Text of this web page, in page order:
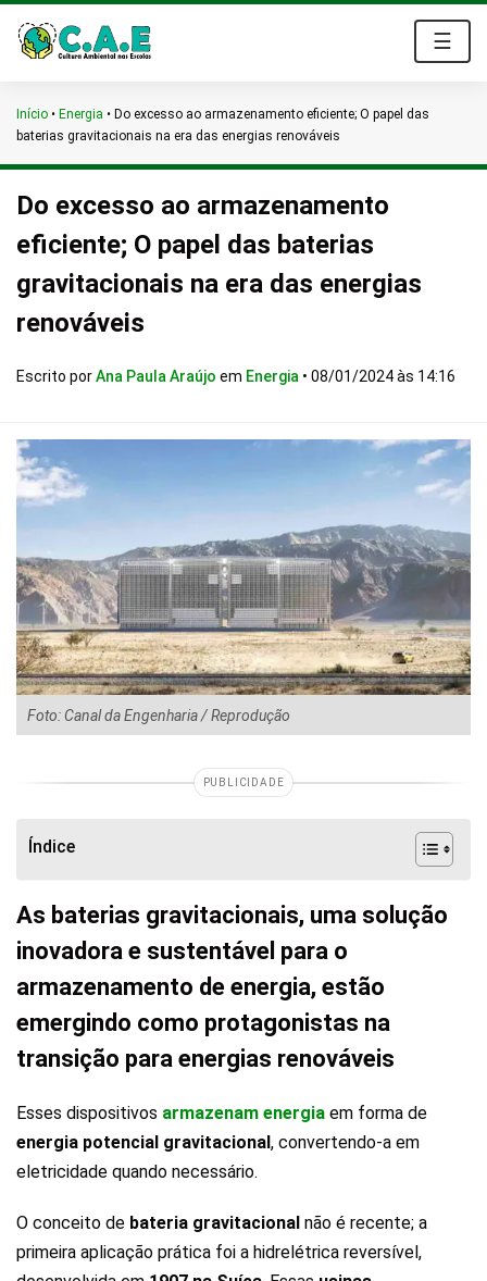
☰
Início • Energia • Do excesso ao armazenamento eficiente; O papel das
baterias gravitacionais na era das energias renováveis
Do excesso ao armazenamento
eficiente; O papel das baterias
gravitacionais na era das energias
renováveis
Escrito porAna Paula Araújo em Energia • 08/01/2024 às 14:16
Foto: Canal da Engenharia / Reprodução
PUBLICIDADE
Índice
As baterias gravitacionais, uma solução
inovadora e sustentável para o
armazenamento de energia, estão
emergindo como protagonistas na
transição para energias renováveis
Esses dispositivos armazenam energia em forma de
energia potencial gravitacional , convertendo-a em
eletricidade quando necessário.
O conceito de bateria gravitacional não é recente; a
primeira aplicação prática foi a hidrelétrica reversível,